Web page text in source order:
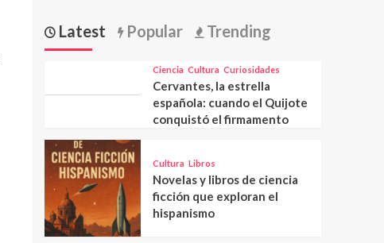
Latest Popular Trending
Ciencia Cultura Curiosidades
Cervantes, la estrella
española: cuando el Quijote
conquistó el firmamento
Cultura Libros
Novelas y libros de ciencia
ficción que exploran el
hispanismo